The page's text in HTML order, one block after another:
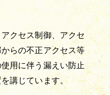
クセス制御、アクセ
らの不正アクセス等
用に伴う漏えい防止
講じています。